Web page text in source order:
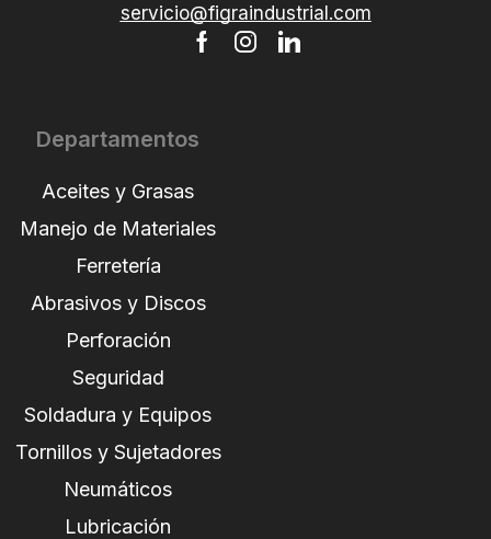
servicio@figraindustrial.com
Departamentos
Aceites y Grasas
Manejo de Materiales
Ferretería
Abrasivos y Discos
Perforación
Seguridad
Soldadura y Equipos
Tornillos y Sujetadores
Neumáticos
Lubricación